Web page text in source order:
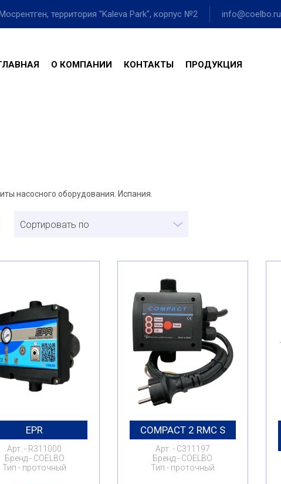
территория "Kaleva Park", корпус №2 info@coelbo.ru
О КОМПАНИИ КОНТАКТЫ ПРОДУКЦИЯ
насосного оборудования. Испания.
Сортировать по
EPR
Арт.
R311000
Бренд
COELBO
Тип
проточный
COMPACT 2 RMC S
Арт.
C311197
Бренд
COELBO
Тип
проточный